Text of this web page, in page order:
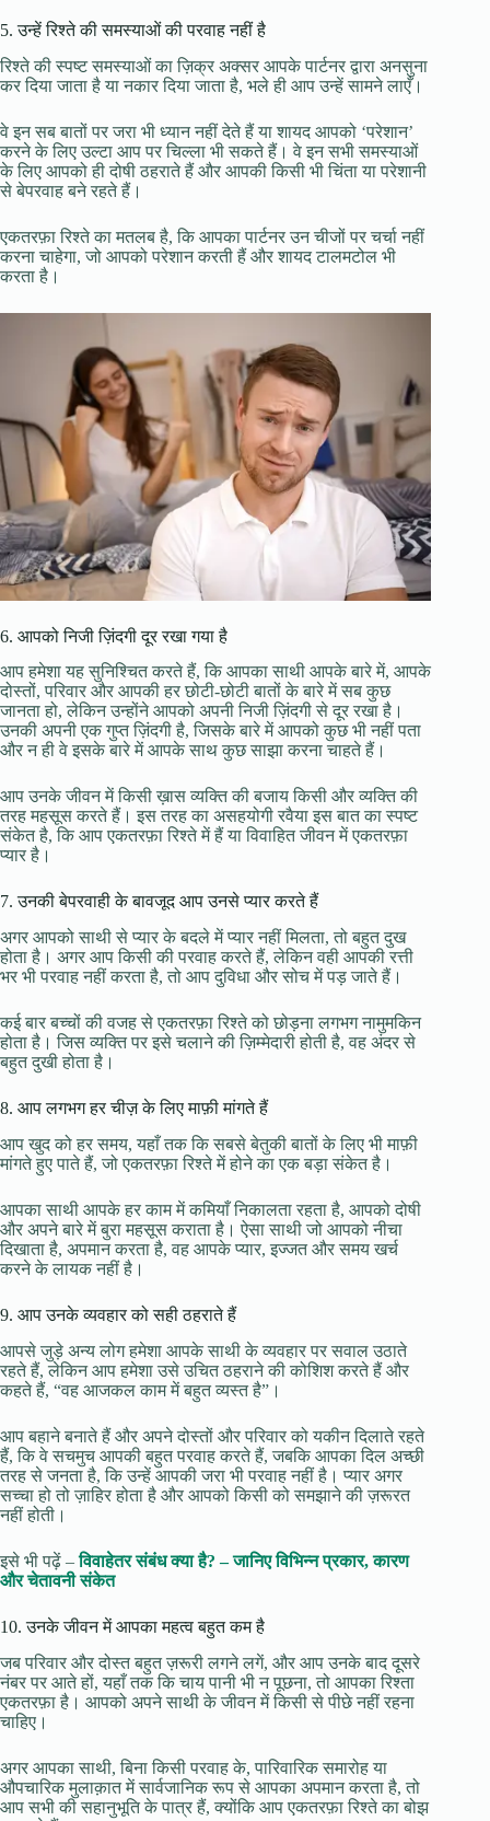
5. उन्हें रिश्ते की समस्याओं की परवाह नहीं है
रिश्ते की स्पष्ट समस्याओं का ज़िक्र अक्सर आपके पार्टनर द्वारा अनसुना
कर दिया जाता है या नकार दिया जाता है, भले ही आप उन्हें सामने लाएँ।
वे इन सब बातों पर जरा भी ध्यान नहीं देते हैं या शायद आपको ‘परेशान’
करने के लिए उल्टा आप पर चिल्ला भी सकते हैं। वे इन सभी समस्याओं
के लिए आपको ही दोषी ठहराते हैं और आपकी किसी भी चिंता या परेशानी
से बेपरवाह बने रहते हैं।
एकतरफ़ा रिश्ते का मतलब है, कि आपका पार्टनर उन चीजों पर चर्चा नहीं
करना चाहेगा, जो आपको परेशान करती हैं और शायद टालमटोल भी
करता है।
6. आपको निजी ज़िंदगी दूर रखा गया है
आप हमेशा यह सुनिश्चित करते हैं, कि आपका साथी आपके बारे में, आपके
दोस्तों, परिवार और आपकी हर छोटी-छोटी बातों के बारे में सब कुछ
जानता हो, लेकिन उन्होंने आपको अपनी निजी ज़िंदगी से दूर रखा है।
उनकी अपनी एक गुप्त ज़िंदगी है, जिसके बारे में आपको कुछ भी नहीं पता
और न ही वे इसके बारे में आपके साथ कुछ साझा करना चाहते हैं।
आप उनके जीवन में किसी ख़ास व्यक्ति की बजाय किसी और व्यक्ति की
तरह महसूस करते हैं। इस तरह का असहयोगी रवैया इस बात का स्पष्ट
संकेत है, कि आप एकतरफ़ा रिश्ते में हैं या विवाहित जीवन में एकतरफ़ा
प्यार है।
7. उनकी बेपरवाही के बावजूद आप उनसे प्यार करते हैं
अगर आपको साथी से प्यार के बदले में प्यार नहीं मिलता, तो बहुत दुख
होता है। अगर आप किसी की परवाह करते हैं, लेकिन वही आपकी रत्ती
भर भी परवाह नहीं करता है, तो आप दुविधा और सोच में पड़ जाते हैं।
कई बार बच्चों की वजह से एकतरफ़ा रिश्ते को छोड़ना लगभग नामुमकिन
होता है। जिस व्यक्ति पर इसे चलाने की ज़िम्मेदारी होती है, वह अंदर से
बहुत दुखी होता है।
8. आप लगभग हर चीज़ के लिए माफ़ी मांगते हैं
आप खुद को हर समय, यहाँ तक कि सबसे बेतुकी बातों के लिए भी माफ़ी
मांगते हुए पाते हैं, जो एकतरफ़ा रिश्ते में होने का एक बड़ा संकेत है।
आपका साथी आपके हर काम में कमियाँ निकालता रहता है, आपको दोषी
और अपने बारे में बुरा महसूस कराता है। ऐसा साथी जो आपको नीचा
दिखाता है, अपमान करता है, वह आपके प्यार, इज्जत और समय खर्च
करने के लायक नहीं है।
9. आप उनके व्यवहार को सही ठहराते हैं
आपसे जुड़े अन्य लोग हमेशा आपके साथी के व्यवहार पर सवाल उठाते
रहते हैं, लेकिन आप हमेशा उसे उचित ठहराने की कोशिश करते हैं और
कहते हैं, “वह आजकल काम में बहुत व्यस्त है”।
आप बहाने बनाते हैं और अपने दोस्तों और परिवार को यकीन दिलाते रहते
हैं, कि वे सचमुच आपकी बहुत परवाह करते हैं, जबकि आपका दिल अच्छी
तरह से जनता है, कि उन्हें आपकी जरा भी परवाह नहीं है। प्यार अगर
सच्चा हो तो ज़ाहिर होता है और आपको किसी को समझाने की ज़रूरत
नहीं होती।
इसे भी पढ़ें –विवाहेतर संबंध क्या है? – जानिए विभिन्न प्रकार, कारण
और चेतावनी संकेत
10. उनके जीवन में आपका महत्व बहुत कम है
जब परिवार और दोस्त बहुत ज़रूरी लगने लगें, और आप उनके बाद दूसरे
नंबर पर आते हों, यहाँ तक कि चाय पानी भी न पूछना, तो आपका रिश्ता
एकतरफ़ा है। आपको अपने साथी के जीवन में किसी से पीछे नहीं रहना
चाहिए।
अगर आपका साथी, बिना किसी परवाह के, पारिवारिक समारोह या
औपचारिक मुलाक़ात में सार्वजानिक रूप से आपका अपमान करता है, तो
आप सभी की सहानुभूति के पात्र हैं, क्योंकि आप एकतरफ़ा रिश्ते का बोझ